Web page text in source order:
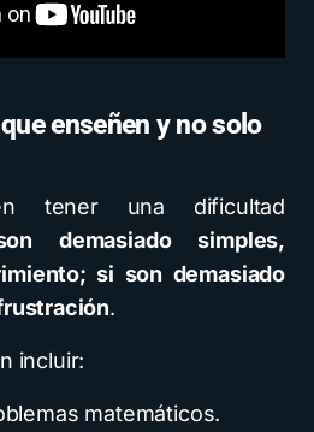
enseñen y no solo
tener una dificultad
demasiado simples,
si son demasiado
.
incluir:
matemáticos.